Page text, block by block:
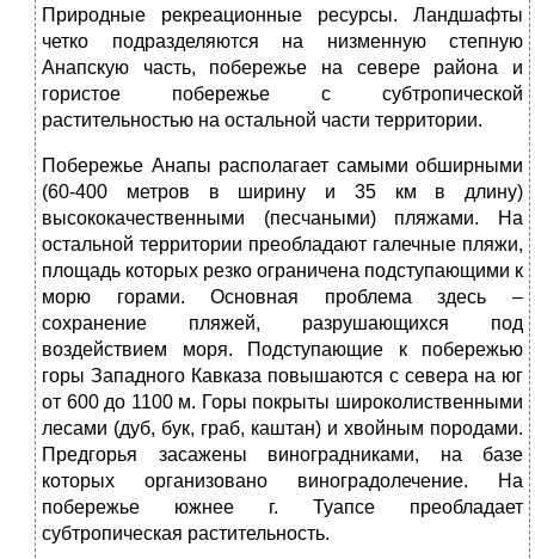
Природные рекреационные ресурсы. Ландшафты
четко подразделяются на низменную степную
Анапскую часть, побережье на севере района и
гористое побережье с субтропической
растительностью на остальной части территории.
Побережье Анапы располагает самыми обширными
(60-400 метров в ширину и 35 км в длину)
высококачественными (песчаными) пляжами. На
остальной территории преобладают галечные пляжи,
площадь которых резко ограничена подступающими к
морю горами. Основная проблема здесь –
сохранение пляжей, разрушающихся под
воздействием моря. Подступающие к побережью
горы Западного Кавказа повышаются с севера на юг
от 600 до 1100 м. Горы покрыты широколиственными
лесами (дуб, бук, граб, каштан) и хвойным породами.
Предгорья засажены виноградниками, на базе
которых организовано виноградолечение. На
побережье южнее г. Туапсе преобладает
субтропическая растительность.